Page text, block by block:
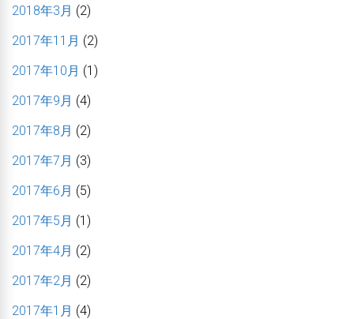
2018年3月 (2)
2017年11月 (2)
2017年10月 (1)
2017年9月 (4)
2017年8月 (2)
2017年7月 (3)
2017年6月 (5)
2017年5月 (1)
2017年4月 (2)
2017年2月 (2)
2017年1月 (4)